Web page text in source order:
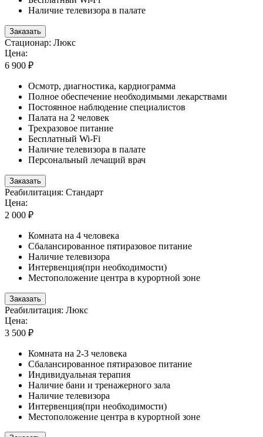
Наличие телевизора в палате
Заказать
Стационар: Люкс
Цена:
6 900 ₽
Осмотр, диагностика, кардиограмма
Полное обеспечение необходимыми лекарствами
Постоянное наблюдение специалистов
Палата на 2 человек
Трехразовое питание
Бесплатный Wi-Fi
Наличие телевизора в палате
Персональный лечащий врач
Заказать
Реабилитация: Стандарт
Цена:
2 000 ₽
Комната на 4 человека
Сбалансированное пятиразовое питание
Наличие телевизора
Интервенция(при необходимости)
Местоположение центра в курортной зоне
Заказать
Реабилитация: Люкс
Цена:
3 500 ₽
Комната на 2-3 человека
Сбалансированное пятиразовое питание
Индивидуальная терапия
Наличие бани и тренажерного зала
Наличие телевизора
Интервенция(при необходимости)
Местоположение центра в курортной зоне